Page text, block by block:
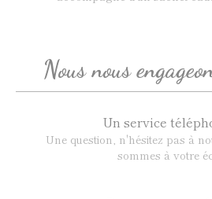
Nous nous
Un service
Une question, n'hésitez pas à
sommes à votre